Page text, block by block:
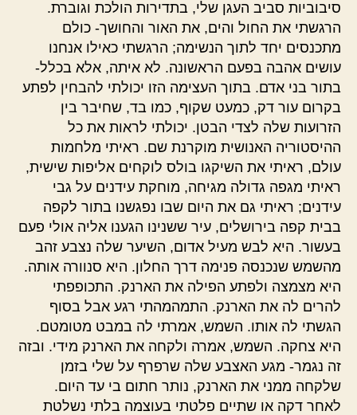
סיבוביות סביב העגן שלי, בתדירות הולכת וגוברת.
הרגשתי את החול והים, את האור והחושך- כולם
מתכנסים יחד לתוך הנשימה; הרגשתי כאילו אנחנו
עושים אהבה בפעם הראשונה. לא איתה, אלא בכלל-
בתור בני אדם. בתוך העצימה הזו יכולתי להבחין לפתע
בקרום עור דק, כמעט שקוף, כמו בד, שחיבר בין
הזרועות שלה לצדי הבטן. יכולתי לראות את כל
ההיסטוריה האנושית מוקרנת שם. ראיתי מלחמות
עולם, ראיתי את השיקגו בולס לוקחים אליפות שישית,
ראיתי מגפה גדולה מגיחה, מוחקת עידנים על גבי
עידנים; ראיתי גם את היום שבו נפגשנו בתור לקפה
בבית קפה בירושלים, עיר ששנינו הגענו אליה אולי פעם
בעשור. היא לבש מעיל אדום, השיער שלה נצבע זהב
מהשמש שנכנסה פנימה דרך החלון. היא סנוורה אותה.
היא מצמצה ולפתע הפילה את הארנק. התכופפתי
להרים לה את הארנק. התמהמהתי רגע אבל בסוף
הגשתי לה אותו. השמש, אמרתי לה במבט מטומטם.
היא צחקה. השמש, אמרה ולקחה את הארנק מידי. ובזה
זה נגמר- מגע האצבע שלה שרפרף על שלי בזמן
שלקחה ממני את הארנק, נותר חתום בי עד היום.
לאחר דקה או שתיים פלטתי בעוצמה בלתי נשלטת